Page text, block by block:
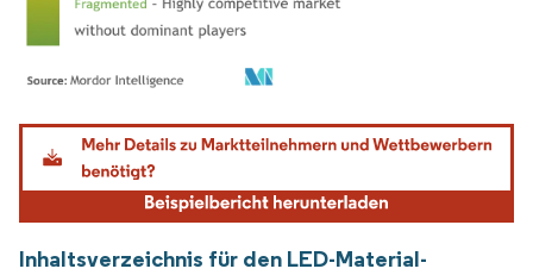
Bild © Mordor Intelligence. Wiederverwendung erfordert Namensnennung gemäß
Inhaltsverzeichnis für den LED-Material-